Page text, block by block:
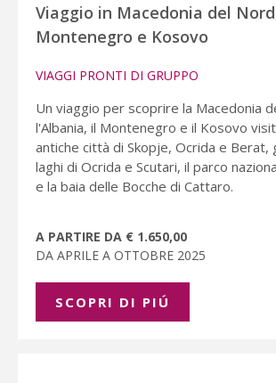
Viaggio in Macedonia del
Montenegro e Kosovo
VIAGGI PRONTI DI GRUPPO
Un viaggio per scoprire la Macedonia
l'Albania, il Montenegro e il Kosovo
antiche città di Skopje, Ocrida e Berat,
laghi di Ocrida e Scutari, il parco
e la baia delle Bocche di Cattaro.
A PARTIRE DA € 1.650,00
DA APRILE A OTTOBRE 2025
SCOPRI DI PIÚ